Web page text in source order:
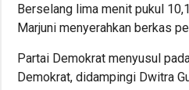
Berselang lima menit pukul
Marjuni menyerahkan berkas
Partai Demokrat menyusul
Demokrat, didampingi Dwitra